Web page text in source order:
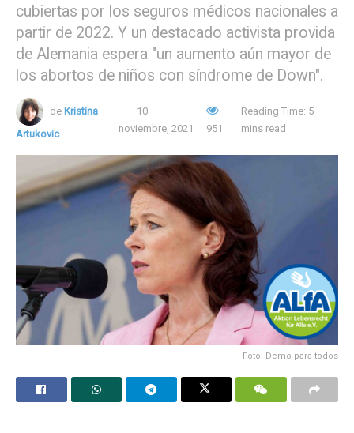
cubiertas por los seguros médicos nacionales a
partir de 2022. Y un destacado activista provida
de Alemania espera "un aumento aún mayor de
los abortos de niños con síndrome de Down".
de Kristina
Artukovic
10
noviembre, 2021
951
Reading Time: 5
mins read
Foto: Demo para todos